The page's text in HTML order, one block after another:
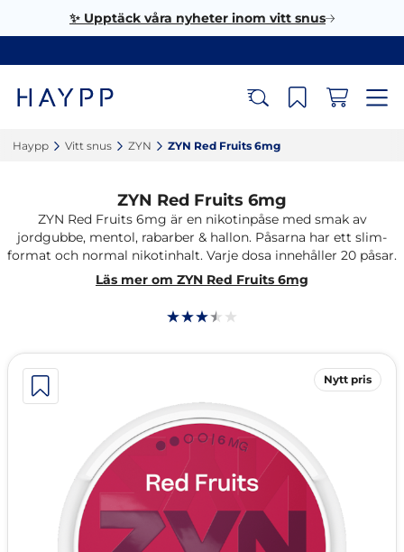
✨ Upptäck våra nyheter inom vitt snus
Haypp‎ Vitt snus‎ ZYN‎ ZYN Red Fruits 6mg‎
Nytt pris
ZYN Red Fruits 6mg
ZYN Red Fruits 6mg är en nikotinpåse med smak av
jordgubbe, mentol, rabarber & hallon. Påsarna har ett slim-
format och normal nikotinhalt. Varje dosa innehåller 20 påsar.
Läs mer om ZYN Red Fruits 6mg